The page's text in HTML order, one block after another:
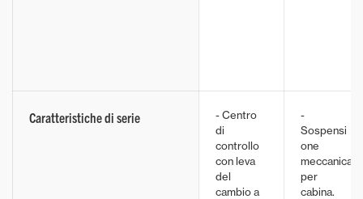
Caratteristiche di serie
- Centro
di
controllo
con leva
del
cambio a
-
Sospensi
one
meccanica
per
cabina.